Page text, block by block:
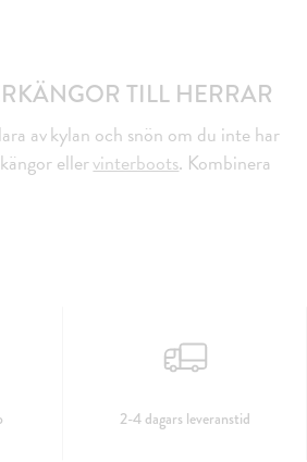
TILL HERRAR
av kylan och snön om du inte har
ellervinterboots. Kombinera
2-4 dagars leveranstid